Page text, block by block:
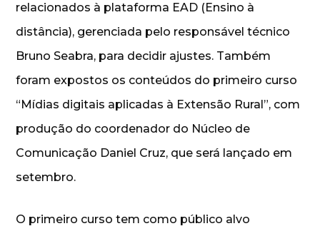
relacionados à plataforma EAD (Ensino à
distância), gerenciada pelo responsável técnico
Bruno Seabra, para decidir ajustes. Também
foram expostos os conteúdos do primeiro curso
“Mídias digitais aplicadas à Extensão Rural”, com
produção do coordenador do Núcleo de
Comunicação Daniel Cruz, que será lançado em
setembro.
O primeiro curso tem como público alvo